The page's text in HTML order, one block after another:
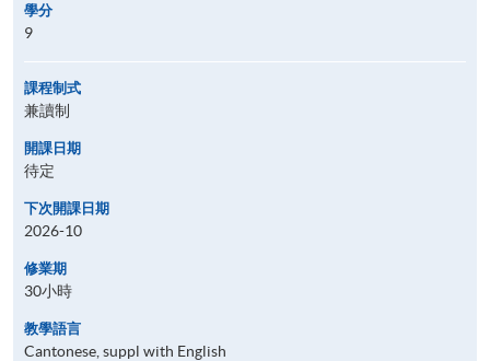
學分
9
課程制式
兼讀制
開課日期
待定
下次開課日期
2026-10
修業期
30小時
教學語言
Cantonese, suppl with English